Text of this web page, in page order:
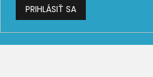
PRIHLÁSIŤ SA